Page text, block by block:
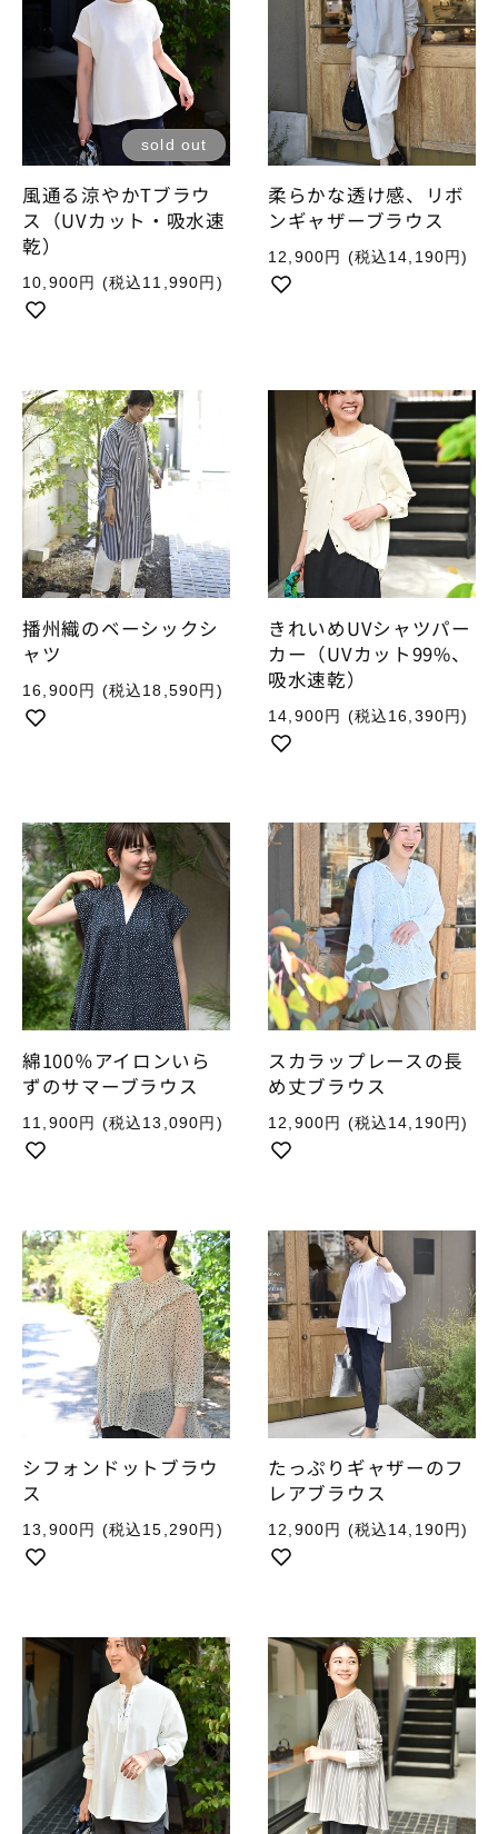
sold out
風通る涼やかTブラウ
ス（UVカット・吸水速
乾）
通
常
価
10,900円 (税込11,990円)
柔らかな透け感、リボ
ンギャザーブラウス
通
常
価
12,900円 (税込14,190円)
播州織のベーシックシ
ャツ
通
常
価
16,900円 (税込18,590円)
きれいめUVシャツパー
カー（UVカット99%、
吸水速乾）
通
常
価
14,900円 (税込16,390円)
綿100％アイロンいら
ずのサマーブラウス
通
常
価
11,900円 (税込13,090円)
スカラップレースの長
め丈ブラウス
通
常
価
12,900円 (税込14,190円)
シフォンドットブラウ
ス
通
常
価
13,900円 (税込15,290円)
たっぷりギャザーのフ
レアブラウス
通
常
価
12,900円 (税込14,190円)